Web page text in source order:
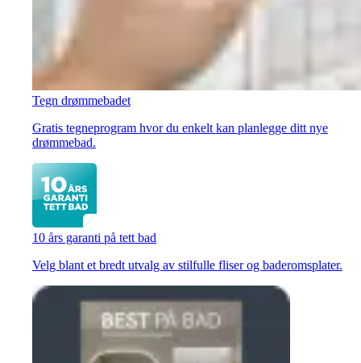
Tegn drømmebadet
Gratis tegneprogram hvor du enkelt kan planlegge ditt nye
drømmebad.
10 års garanti på tett bad
Velg blant et bredt utvalg av stilfulle fliser og baderomsplater.